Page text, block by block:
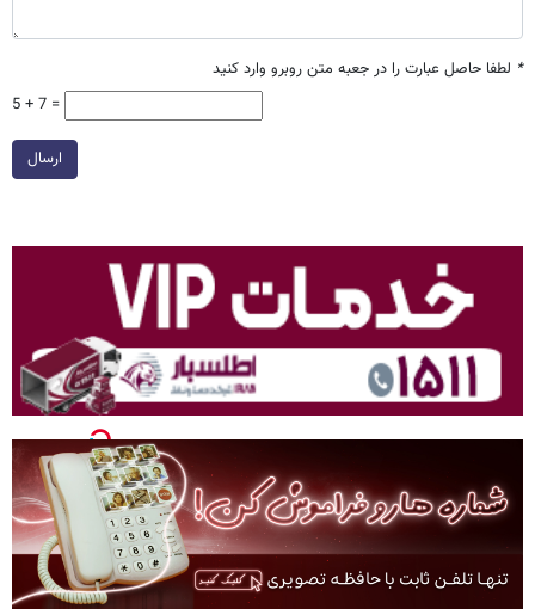
* لطفا حاصل عبارت را در جعبه متن روبرو وارد کنید
5 + 7 =
ارسال